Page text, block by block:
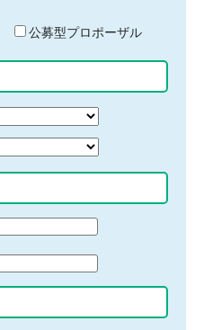
公募型プロポーザル